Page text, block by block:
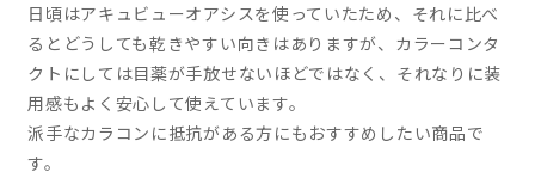
日頃はアキュビューオアシスを使っていたため、それに比べ
るとどうしても乾きやすい向きはありますが、カラーコンタ
クトにしては目薬が手放せないほどではなく、それなりに装
用感もよく安心して使えています。
派手なカラコンに抵抗がある方にもおすすめしたい商品で
す。